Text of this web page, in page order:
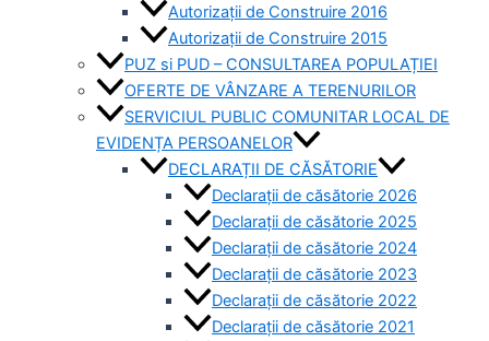
Autorizaţii de Construire 2016
Autorizaţii de Construire 2015
PUZ si PUD – CONSULTAREA POPULAȚIEI
OFERTE DE VÂNZARE A TERENURILOR
SERVICIUL PUBLIC COMUNITAR LOCAL DE
EVIDENȚA PERSOANELOR
DECLARAȚII DE CĂSĂTORIE
Declarații de căsătorie 2026
Declarații de căsătorie 2025
Declarații de căsătorie 2024
Declarații de căsătorie 2023
Declarații de căsătorie 2022
Declarații de căsătorie 2021